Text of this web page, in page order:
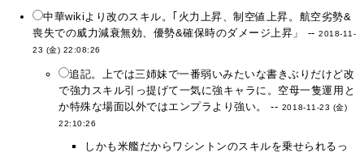
中華wikiより改のスキル。｢火力上昇、制空値上昇。航空劣勢&
喪失での威力減衰無効、優勢&確保時のダメージ上昇」 --2018-11-
23 (金) 22:08:26
追記。上では三姉妹で一番弱いみたいな書きぶりだけど改
で強力スキル引っ提げて一気に強キャラに。空母一隻運用と
か特殊な場面以外ではエンプラより強い。 -- 2018-11-23 (金)
22:10:26
しかも米艦だからワシントンのスキルを乗せられるっ